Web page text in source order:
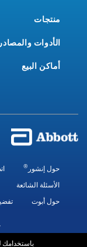
منتجات
الأدوات والمصادر
أماكن البيع
حول إنشور ®
الأسئلة الشائعة
حول أبوت
باستخدامك